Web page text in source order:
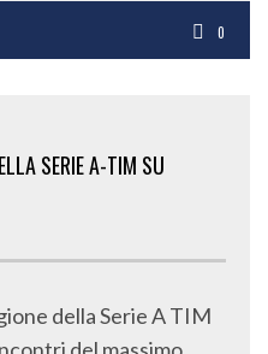
0
SERIE A-TIM SU
della Serie A TIM